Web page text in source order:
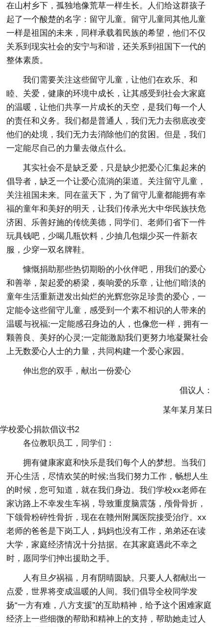
在山村乡下，孤独地像荒草一样生长。人们给这群孩子
起了一个酸楚的名字：留守儿童。留守儿童同其他儿童
一样是祖国的未来，同样承载着民族的希望，他们不仅
关系到现实社会的安宁与和谐，还关系到祖国下一代的
整体素质。
我们需要关注这些留守儿童，让他们在欢乐、和
睦、关爱，健康的环境中成长，让其感受到社会大家庭
的温暖，让他们共享一片成长的天空，是我们每一个人
的责任和义务。我们都是普通人，我们无力去彻底改变
他们的处境，我们无力去消除他们的贫困。但是，我们
一定能尽自己的力量去做点什么。
其实社会不是缺乏爱，只是缺少把爱心汇集起来的
倡导者，缺乏一个让爱心流淌的渠道。关注留守儿童，
关注祖国未来。同在蓝天下，为了留守儿童都能拥有幸
福的童年和美好的明天，让我们传承光大中华民族扶危
济困、乐善好施的传统美德，同学们、老师们省下一件
玩具钱吧，少喝几瓶饮料，少抽几包烟少买一件新衣
服，少穿一双名牌鞋。
慷慨捐助那些热切期盼的小伙伴吧，用我们的爱心
和善举，架起爱的桥梁，奏响爱的乐章，让他们暗淡的
童年生活重新迸发出灿烂的光辉您弥足珍贵的爱心，一
定能令这些留守儿童，感受到一个素不相识的人带来的
温暖与祝福;一定能感召身边的人，也像您一样，拥有一
颗善良、美好的心灵;一定能激励我们更努力地凝聚社会
上无数爱心人士的力量，共同构建一个爱心家园。
伸出您的双手，献出一份爱心
倡议人：
某年某月某日
学校爱心捐款倡议书2
各位教职员工，同学们：
拥有健康家庭和快乐是我们每个人的梦想。当我们
开心生活，尽情欢笑的时候;当我们努力工作，畅想人生
的时候，您可知道，就在我们身边。我们学校xx老师在
家访路上不幸发生车祸，导致重度脑震荡，颅骨骨折，
下颌骨粉碎性骨折，现在在赣州附属医院接受治疗。xx
老师的爸爸是下岗工人，妈妈也没有工作，弟弟还在读
大学，家庭经济情况十分拮据。在其家庭遇此不幸之
时，愿同学们抻出援助之手。
人有旦夕祸福，月有阴晴圆缺。只要人人都献出一
点爱，世界将变成温暖的人间。我们倡导全校同学发
扬“一方有难，八方支援”的互助精神，给予这个困难家庭
经济上一些细微的帮助和精神上的支持，帮助她走过人